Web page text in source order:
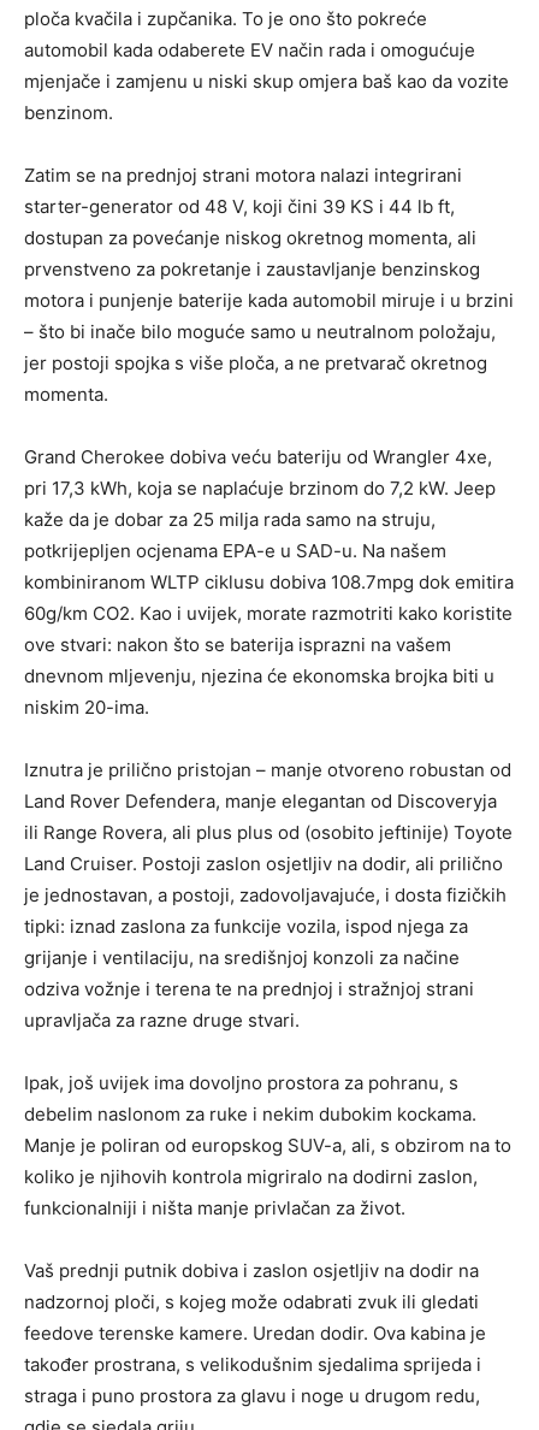
ploča kvačila i zupčanika. To je ono što pokreće
automobil kada odaberete EV način rada i omogućuje
mjenjače i zamjenu u niski skup omjera baš kao da vozite
benzinom.
Zatim se na prednjoj strani motora nalazi integrirani
starter-generator od 48 V, koji čini 39 KS i 44 lb ft,
dostupan za povećanje niskog okretnog momenta, ali
prvenstveno za pokretanje i zaustavljanje benzinskog
motora i punjenje baterije kada automobil miruje i u brzini
– što bi inače bilo moguće samo u neutralnom položaju,
jer postoji spojka s više ploča, a ne pretvarač okretnog
momenta.
Grand Cherokee dobiva veću bateriju od Wrangler 4xe,
pri 17,3 kWh, koja se naplaćuje brzinom do 7,2 kW. Jeep
kaže da je dobar za 25 milja rada samo na struju,
potkrijepljen ocjenama EPA-e u SAD-u. Na našem
kombiniranom WLTP ciklusu dobiva 108.7mpg dok emitira
60g/km CO2. Kao i uvijek, morate razmotriti kako koristite
ove stvari: nakon što se baterija isprazni na vašem
dnevnom mljevenju, njezina će ekonomska brojka biti u
niskim 20-ima.
Iznutra je prilično pristojan – manje otvoreno robustan od
Land Rover Defendera, manje elegantan od Discoveryja
ili Range Rovera, ali plus plus od (osobito jeftinije) Toyote
Land Cruiser. Postoji zaslon osjetljiv na dodir, ali prilično
je jednostavan, a postoji, zadovoljavajuće, i dosta fizičkih
tipki: iznad zaslona za funkcije vozila, ispod njega za
grijanje i ventilaciju, na središnjoj konzoli za načine
odziva vožnje i terena te na prednjoj i stražnjoj strani
upravljača za razne druge stvari.
Ipak, još uvijek ima dovoljno prostora za pohranu, s
debelim naslonom za ruke i nekim dubokim kockama.
Manje je poliran od europskog SUV-a, ali, s obzirom na to
koliko je njihovih kontrola migriralo na dodirni zaslon,
funkcionalniji i ništa manje privlačan za život.
Vaš prednji putnik dobiva i zaslon osjetljiv na dodir na
nadzornoj ploči, s kojeg može odabrati zvuk ili gledati
feedove terenske kamere. Uredan dodir. Ova kabina je
također prostrana, s velikodušnim sjedalima sprijeda i
straga i puno prostora za glavu i noge u drugom redu,